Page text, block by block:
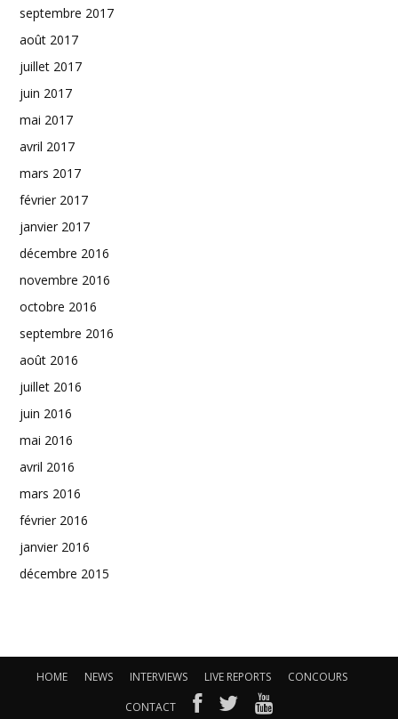
septembre 2017
août 2017
juillet 2017
juin 2017
mai 2017
avril 2017
mars 2017
février 2017
janvier 2017
décembre 2016
novembre 2016
octobre 2016
septembre 2016
août 2016
juillet 2016
juin 2016
mai 2016
avril 2016
mars 2016
février 2016
janvier 2016
décembre 2015
HOME NEWS INTERVIEWS LIVE REPORTS
CONCOURS
CONTACT